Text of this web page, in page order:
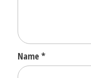
Name *